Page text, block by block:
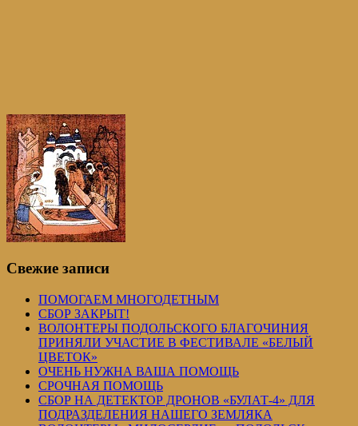
Свежие записи
ПОМОГАЕМ МНОГОДЕТНЫМ
СБОР ЗАКРЫТ!
ВОЛОНТЕРЫ ПОДОЛЬСКОГО БЛАГОЧИНИЯ
ПРИНЯЛИ УЧАСТИЕ В ФЕСТИВАЛЕ «БЕЛЫЙ
ЦВЕТОК»
ОЧЕНЬ НУЖНА ВАША ПОМОЩЬ
СРОЧНАЯ ПОМОЩЬ
СБОР НА ДЕТЕКТОР ДРОНОВ «БУЛАТ-4» ДЛЯ
ПОДРАЗДЕЛЕНИЯ НАШЕГО ЗЕМЛЯКА